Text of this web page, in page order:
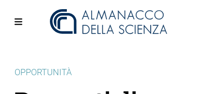
OPPORTUNITÀ